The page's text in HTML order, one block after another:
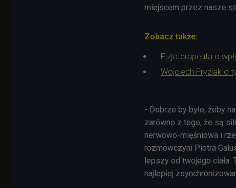
miejscem przez nasze
Zobacz także:
Fizjoterapeuta o
Wojciech Fryziak o
- Dobrze by było, żeby
zarówno z tego, że są
nerwowo-mięśniowa i
rozmówczyni Piotra
lepszy od twojego ciała.
najlepiej